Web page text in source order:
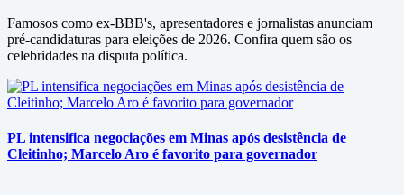
Famosos como ex-BBB's, apresentadores e jornalistas anunciam
pré-candidaturas para eleições de 2026. Confira quem são os
celebridades na disputa política.
PL intensifica negociações em Minas após desistência de
Cleitinho; Marcelo Aro é favorito para governador